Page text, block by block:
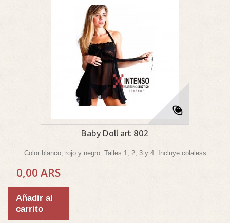
Baby Doll art 802
Color blanco, rojo y negro. Talles 1, 2, 3 y 4. Incluye colaless
0,00 ARS
Añadir al
carrito